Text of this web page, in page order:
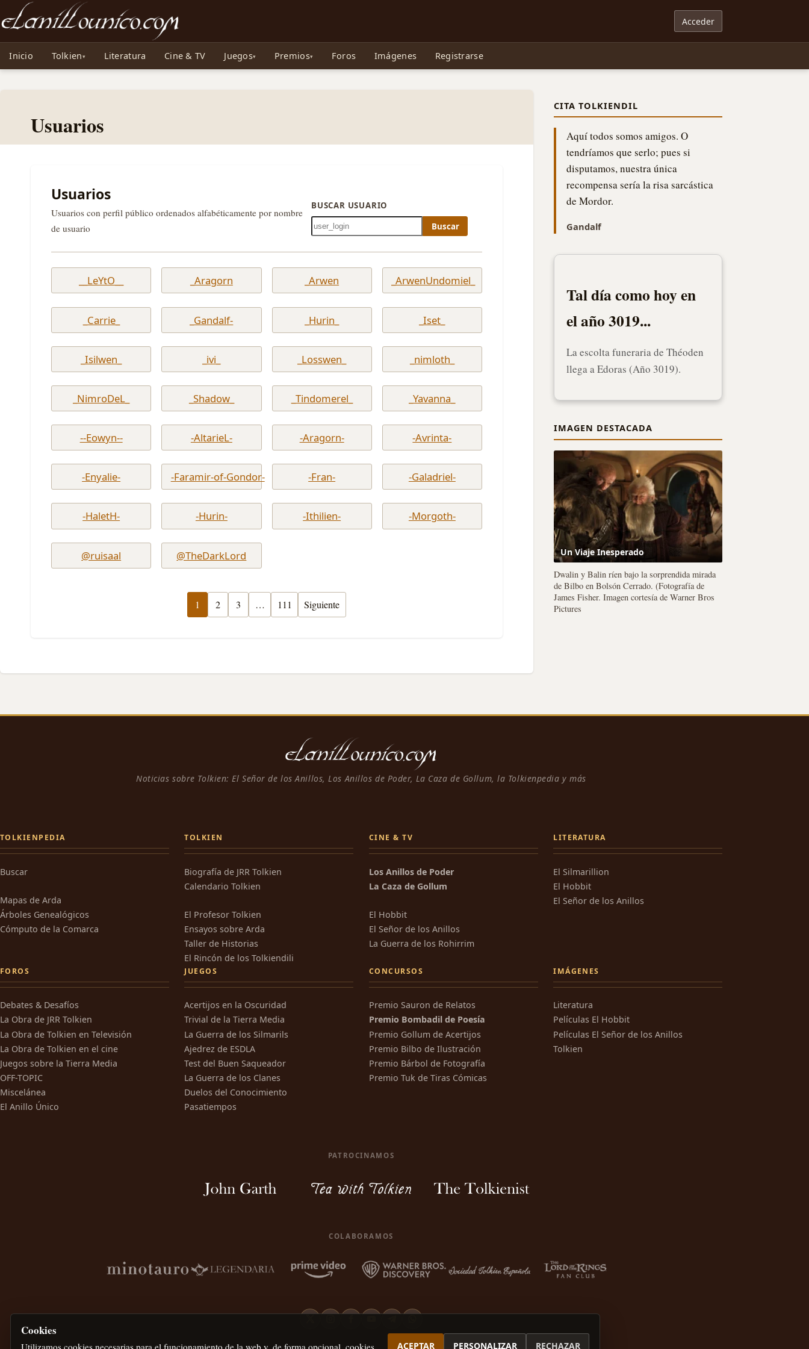
Noticias sobre Tolkien: El Señor de los Anillos, Los Anillos de Poder, La Caza de Gollum, la Tolkienpedia y más
Acceder
Inicio Tolkien Literatura Cine & TV Juegos Premios Foros Imágenes Registrarse
Usuarios
Usuarios
Usuarios con perfil público ordenados alfabéticamente por nombre
de usuario
BUSCAR USUARIO
Buscar
__LeYtO__ _Aragorn _Arwen _ArwenUndomiel_
_Carrie_ _Gandalf- _Hurin_ _Iset_
_Isilwen_ _ivi_ _Losswen_ _nimloth_
_NimroDeL_ _Shadow_ _Tindomerel_ _Yavanna_
--Eowyn-- -AltarieL- -Aragorn- -Avrinta-
-Enyalie- -Faramir-of-Gondor- -Fran- -Galadriel-
-HaletH- -Hurin- -Ithilien- -Morgoth-
@ruisaal @TheDarkLord
1 2 3 … 111 Siguiente
CITA TOLKIENDIL
Aquí todos somos amigos. O
tendríamos que serlo; pues si
disputamos, nuestra única
recompensa sería la risa sarcástica
de Mordor.
Gandalf
Tal día como hoy en
el año 3019...
La escolta funeraria de Théoden
llega a Edoras (Año 3019).
IMAGEN DESTACADA
Un Viaje Inesperado
Dwalin y Balin ríen bajo la sorprendida mirada
de Bilbo en Bolsón Cerrado. (Fotografía de
James Fisher. Imagen cortesía de Warner Bros
Pictures
Noticias sobre Tolkien: El Señor de los Anillos, Los Anillos de Poder, La Caza de Gollum, la Tolkienpedia y más
TOLKIENPEDIA
Buscar
Mapas de Arda
Árboles Genealógicos
Cómputo de la Comarca
TOLKIEN
Biografía de JRR Tolkien
Calendario Tolkien
El Profesor Tolkien
Ensayos sobre Arda
Taller de Historias
El Rincón de los Tolkiendili
CINE & TV
Los Anillos de Poder
La Caza de Gollum
El Hobbit
El Señor de los Anillos
La Guerra de los Rohirrim
LITERATURA
El Silmarillion
El Hobbit
El Señor de los Anillos
FOROS
Debates & Desafíos
La Obra de JRR Tolkien
La Obra de Tolkien en Televisión
La Obra de Tolkien en el cine
Juegos sobre la Tierra Media
OFF-TOPIC
Miscelánea
El Anillo Único
JUEGOS
Acertijos en la Oscuridad
Trivial de la Tierra Media
La Guerra de los Silmarils
Ajedrez de ESDLA
Test del Buen Saqueador
La Guerra de los Clanes
Duelos del Conocimiento
Pasatiempos
CONCURSOS
Premio Sauron de Relatos
Premio Bombadil de Poesía
Premio Gollum de Acertijos
Premio Bilbo de Ilustración
Premio Bárbol de Fotografía
Premio Tuk de Tiras Cómicas
IMÁGENES
Literatura
Películas El Hobbit
Películas El Señor de los Anillos
Tolkien
PATROCINAMOS
COLABORAMOS
Cookies
Utilizamos cookies necesarias para el funcionamiento de la web y, de forma opcional, cookies ACEPTAR PERSONALIZAR RECHAZAR